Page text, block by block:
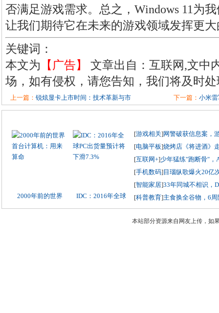
否满足游戏需求。总之，Windows 11为
让我们期待它在未来的游戏领域发挥更
关键词：
本文为 【广告】
文章出自：互联网,文中
场，如有侵权，请您告知，我们将及时
上一篇： 锐炫显卡上市时间：技术革新与市 下一篇： 小米
2000年前的世界 IDC：2016年全球
[游戏相关]网警破获信息案，
[电脑平板]烧烤店《将进酒》
[互联网+]少年猛练"跑断骨"，
[手机数码]目瑙纵歌爆火20亿
[智能家居]33年同城不相识，
[科普教育]主食换全谷物，6
本站部分资源来自网友上传，如